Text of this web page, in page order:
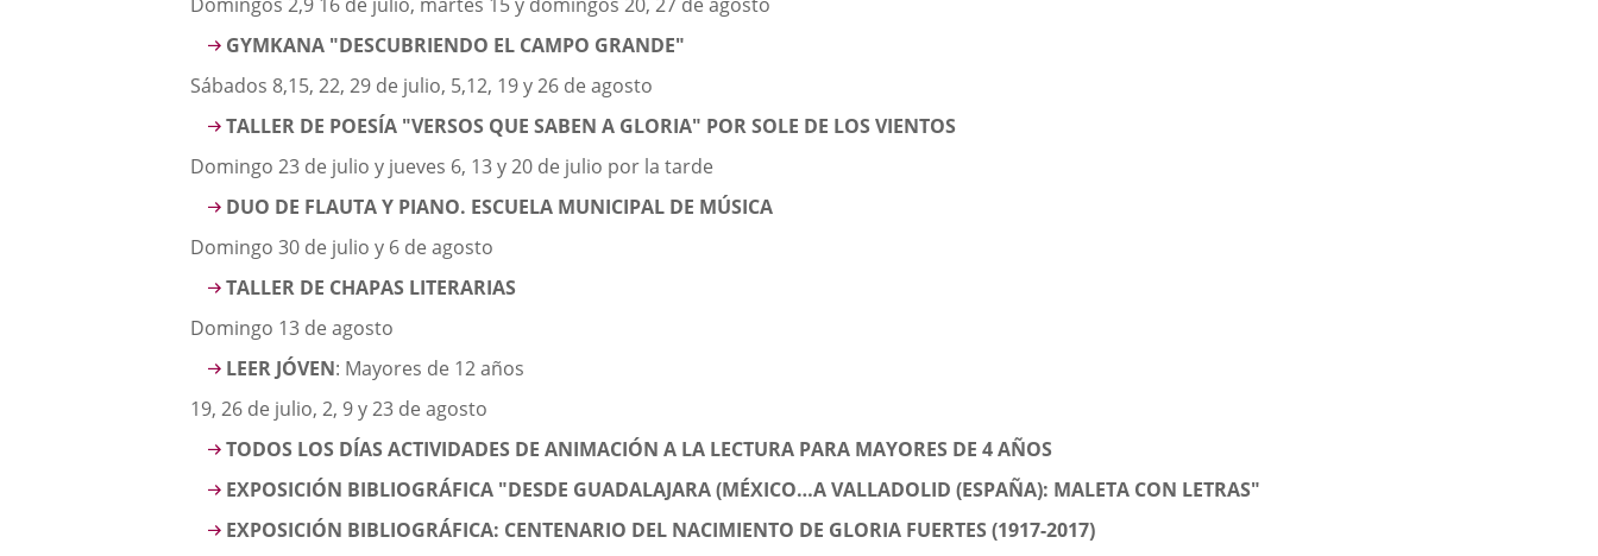
GYMKANA "DESCUBRIENDO EL CAMPO GRANDE"
Sábados 8,15, 22, 29 de julio, 5,12, 19 y 26 de agosto
TALLER DE POESÍA "VERSOS QUE SABEN A GLORIA" POR SOLE DE LOS VIENTOS
Domingo 23 de julio y jueves 6, 13 y 20 de julio por la tarde
DUO DE FLAUTA Y PIANO. ESCUELA MUNICIPAL DE MÚSICA
Domingo 30 de julio y 6 de agosto
TALLER DE CHAPAS LITERARIAS
Domingo 13 de agosto
LEER JÓVEN: Mayores de 12 años
19, 26 de julio, 2, 9 y 23 de agosto
TODOS LOS DÍAS ACTIVIDADES DE ANIMACIÓN A LA LECTURA PARA MAYORES DE 4 AÑOS
EXPOSICIÓN BIBLIOGRÁFICA "DESDE GUADALAJARA (MÉXICO…A VALLADOLID (ESPAÑA): MALETA CON LETRAS"
EXPOSICIÓN BIBLIOGRÁFICA: CENTENARIO DEL NACIMIENTO DE GLORIA FUERTES (1917-2017)